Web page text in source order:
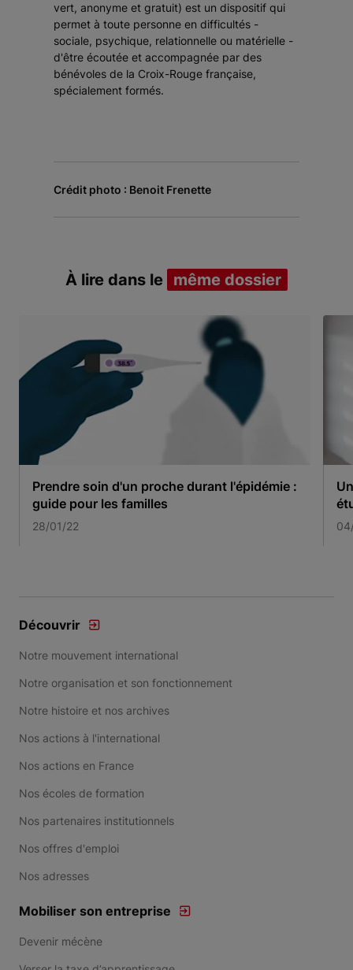
vert, anonyme et gratuit) est un dispositif qui
permet à toute personne en difficultés -
sociale, psychique, relationnelle ou matérielle -
d'être écoutée et accompagnée par des
bénévoles de la Croix-Rouge française,
spécialement formés.
Crédit photo : Benoit Frenette
À lire dans le même dossier
Prendre soin d'un proche durant l'épidémie :
guide pour les familles
28/01/22
Découvrir
Notre mouvement international
Notre organisation et son fonctionnement
Notre histoire et nos archives
Nos actions à l'international
Nos actions en France
Nos écoles de formation
Nos partenaires institutionnels
Nos offres d'emploi
Nos adresses
Mobiliser son entreprise
Devenir mécène